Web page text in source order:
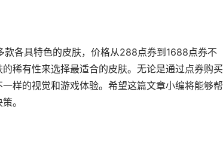
款各具特色的皮肤，价格从288点券到1688点券不
稀有性来选择最适合的皮肤。无论是通过点券购买
样的视觉和游戏体验。希望这篇文章小编将能够
。